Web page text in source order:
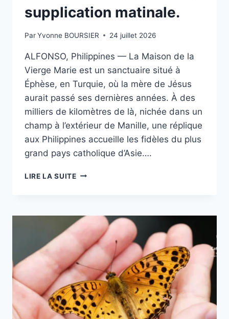
supplication matinale.
ParYvonne BOURSIER 24 juillet 2026
ALFONSO, Philippines — La Maison de la
Vierge Marie est un sanctuaire situé à
Éphèse, en Turquie, où la mère de Jésus
aurait passé ses dernières années. À des
milliers de kilomètres de là, nichée dans un
champ à l’extérieur de Manille, une réplique
aux Philippines accueille les fidèles du plus
grand pays catholique d’Asie….
LIRE LA SUITELA
MAISON
VIERGE
MARIE
ATTIRE
LES
FIDÈLES
CATHOLIQUES
AUX